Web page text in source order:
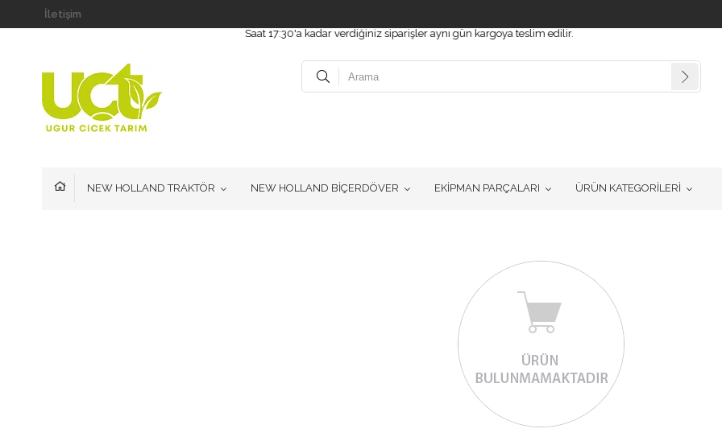
İletişim
Saat 17:30'a kadar verdiğiniz siparişler aynı gün kargoya teslim edilir.
NEW HOLLAND TRAKTÖR NEW HOLLAND BİÇERDÖVER EKİPMAN PARÇALARI ÜRÜN KATEGORİLERİ